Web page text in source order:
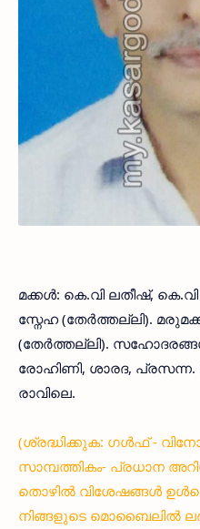
മക്കള്‍: കെ.വി ലതീഷ്,
സ്നേഹ (തേര്‍ത്തല്ലി).
(തേര്‍ത്തല്ലി).
രോഹിണി, ശാരദ,
രാവിലെ.
(ശ്രദ്ധിക്കുക: ഗൾഫ് -
സാമ്പത്തികം- പ്രധാന
തൊഴിൽ വിശേഷങ്ങൾ
നിങ്ങളുടെ മൊബൈലിൽ